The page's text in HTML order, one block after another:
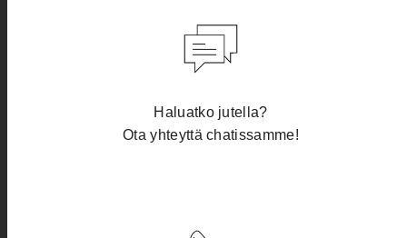
Haluatko jutella?
Ota yhteyttä chatissamme!